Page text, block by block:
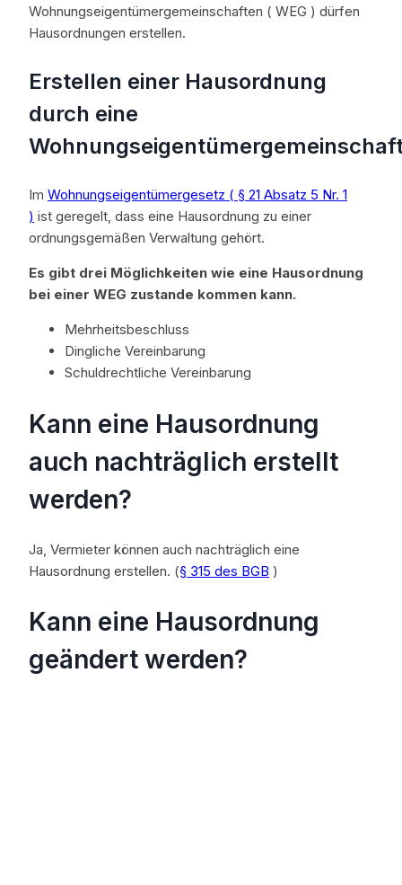
Wohnungseigentümergemeinschaften ( WEG ) dürfen
Hausordnungen erstellen.
Erstellen einer Hausordnung
durch eine
Im Wohnungseigentümergesetz ( § 21 Absatz 5 Nr. 1
) ist geregelt, dass eine Hausordnung zu einer
ordnungsgemäßen Verwaltung gehört.
Es gibt drei Möglichkeiten wie eine Hausordnung
bei einer WEG zustande kommen kann.
Mehrheitsbeschluss
Dingliche Vereinbarung
Schuldrechtliche Vereinbarung
Kann eine Hausordnung
auch nachträglich erstellt
werden?
Ja, Vermieter können auch nachträglich eine
Hausordnung erstellen. (§ 315 des BGB )
Kann eine Hausordnung
geändert werden?